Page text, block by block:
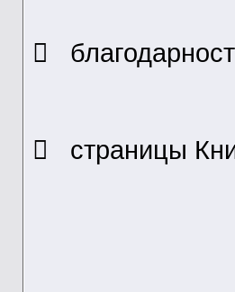

 страницы